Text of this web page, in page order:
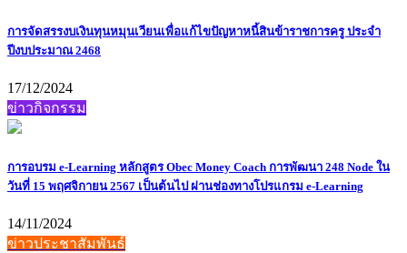
การจัดสรรงบเงินทุนหมุนเวียนเพื่อแก้ไขปัญหาหนี้สินข้าราชการครู ประจำ
ปีงบประมาณ 2468
17/12/2024
ข่าวกิจกรรม
การอบรม e-Learning หลักสูตร Obec Money Coach การพัฒนา 248 Node ใน
วันที่ 15 พฤศจิกายน 2567 เป็นต้นไป ผ่านช่องทางโปรแกรม e-Learning
14/11/2024
ข่าวประชาสัมพันธ์